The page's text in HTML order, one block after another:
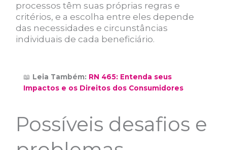
processos têm suas próprias regras e
critérios, e a escolha entre eles depende
das necessidades e circunstâncias
individuais de cada beneficiário.
📖 Leia Também: RN 465: Entenda seus
Impactos e os Direitos dos Consumidores
Possíveis desafios e